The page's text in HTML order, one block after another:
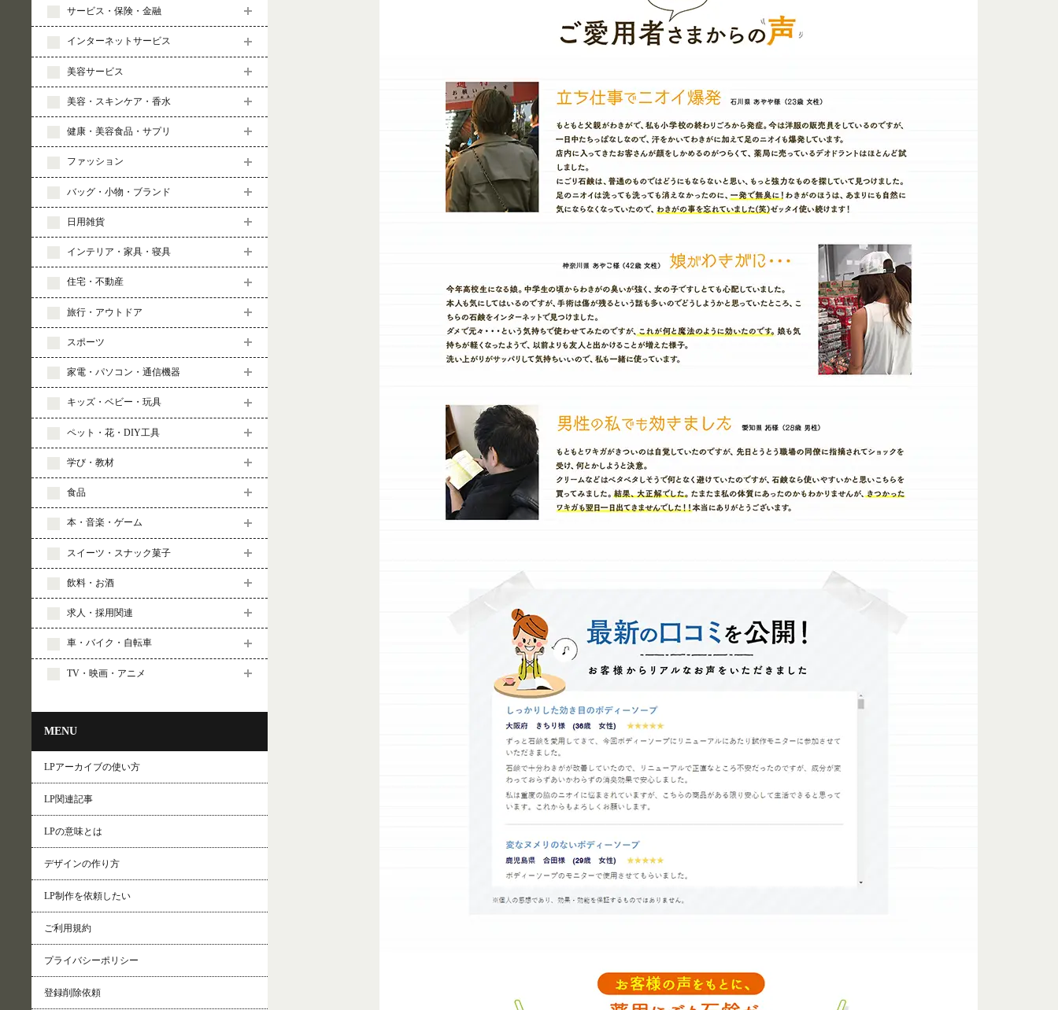
サービス・保険・金融
インターネットサービス
美容サービス
美容・スキンケア・香水
健康・美容食品・サプリ
ファッション
バッグ・小物・ブランド
日用雑貨
インテリア・家具・寝具
住宅・不動産
旅行・アウトドア
スポーツ
家電・パソコン・通信機器
キッズ・ベビー・玩具
ペット・花・DIY工具
学び・教材
食品
本・音楽・ゲーム
スイーツ・スナック菓子
飲料・お酒
求人・採用関連
車・バイク・自転車
TV・映画・アニメ
MENU
LPアーカイブの使い方
LP関連記事
LPの意味とは
デザインの作り方
LP制作を依頼したい
ご利用規約
プライバシーポリシー
登録削除依頼